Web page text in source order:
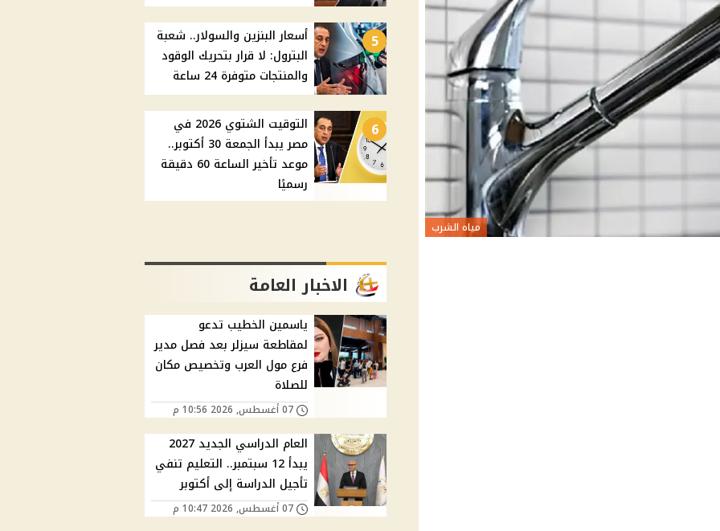
مياه الشرب
5
أسعار البنزين والسولار.. شعبة
البترول: لا قرار بتحريك الوقود
والمنتجات متوفرة 24 ساعة
6
التوقيت الشتوي 2026 في
مصر يبدأ الجمعة 30 أكتوبر..
موعد تأخير الساعة 60 دقيقة
رسميًا
الاخبار العامة
ياسمين الخطيب تدعو
لمقاطعة سيزلر بعد فصل مدير
فرع مول العرب وتخصيص مكان
للصلاة
07 أغسطس, 2026 10:56 م
العام الدراسي الجديد 2027
يبدأ 12 سبتمبر.. التعليم تنفي
تأجيل الدراسة إلى أكتوبر
07 أغسطس, 2026 10:47 م